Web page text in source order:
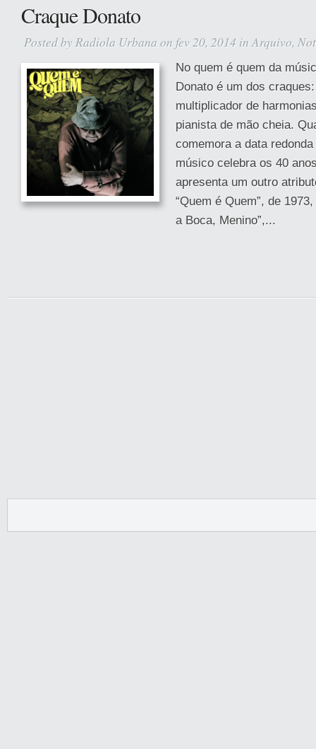
Craque Donato
Posted by Radiola Urbana on fev 20, 2014 inArquivo,
No quem é quem da
Donato é um dos
multiplicador de
pianista de mão cheia.
comemora a data
músico celebra os 40
apresenta um outro
“Quem é Quem”, de
a Boca, Menino”,...